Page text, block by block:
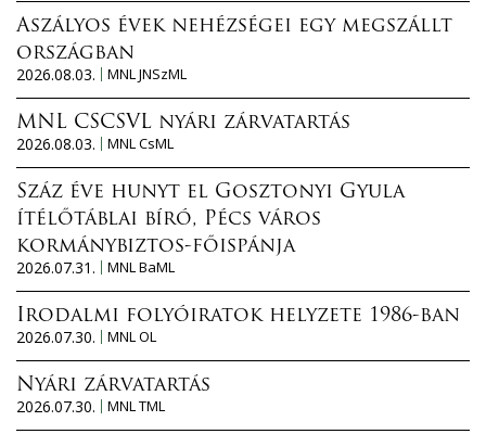
Aszályos évek nehézségei egy megszállt
országban
2026.08.03.
MNL JNSzML
MNL CSCSVL nyári zárvatartás
2026.08.03.
MNL CsML
Száz éve hunyt el Gosztonyi Gyula
ítélőtáblai bíró, Pécs város
kormánybiztos-főispánja
2026.07.31.
MNL BaML
Irodalmi folyóiratok helyzete 1986-ban
2026.07.30.
MNL OL
Nyári zárvatartás
2026.07.30.
MNL TML